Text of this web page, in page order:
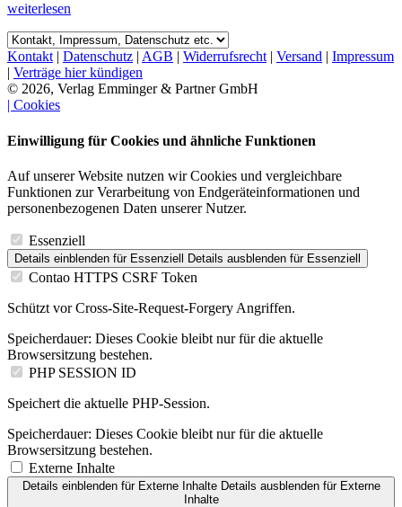
weiterlesen
Kontakt | Datenschutz | AGB | Widerrufsrecht | Versand | Impressum
| Verträge hier kündigen
© 2026, Verlag Emminger & Partner GmbH
| Cookies
Einwilligung für Cookies und ähnliche Funktionen
Auf unserer Website nutzen wir Cookies und vergleichbare
Funktionen zur Verarbeitung von Endgeräteinformationen und
personenbezogenen Daten unserer Nutzer.
Essenziell
Details einblenden für Essenziell Details ausblenden für Essenziell
Contao HTTPS CSRF Token
Schützt vor Cross-Site-Request-Forgery Angriffen.
Speicherdauer: Dieses Cookie bleibt nur für die aktuelle
Browsersitzung bestehen.
PHP SESSION ID
Speichert die aktuelle PHP-Session.
Speicherdauer: Dieses Cookie bleibt nur für die aktuelle
Browsersitzung bestehen.
Externe Inhalte
Details einblendenfür Externe Inhalte Details ausblendenfür Externe
Inhalte